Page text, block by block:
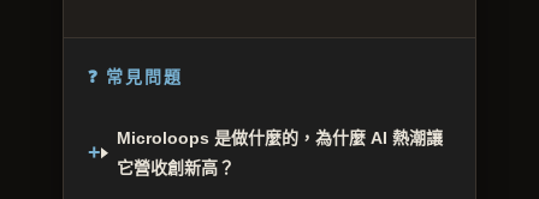
❓ 常見問題
Microloops 是做什麼的，為什麼 AI 熱潮讓
它營收創新高？